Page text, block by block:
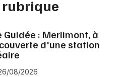
rubrique
Guidée : Merlimont, à
d'une station
08/2026